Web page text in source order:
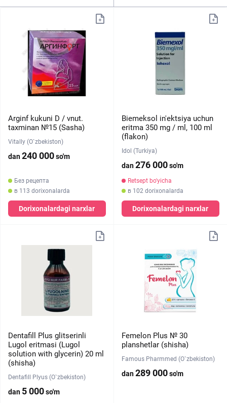
Arginf kukuni D / vnut.
taxminan №15 (Sasha)
Vitally (O`zbekiston)
dan240 000so'm
Без рецепта
в 113 dorixonalarda
Dorixonalardagi narxlar
Biemeksol in'ektsiya uchun
eritma 350 mg / ml, 100 ml
(flakon)
Idol (Turkiya)
dan276 000so'm
Retsept bo'yicha
в 102 dorixonalarda
Dorixonalardagi narxlar
Dentafill Plus glitserinli
Lugol eritmasi (Lugol
solution with glycerin) 20 ml
(shisha)
Dentafill Plyus (O`zbekiston)
dan 5 000so'm
Femelon Plus № 30
planshetlar (shisha)
Famous Pharmmed (O`zbekiston)
dan289 000so'm